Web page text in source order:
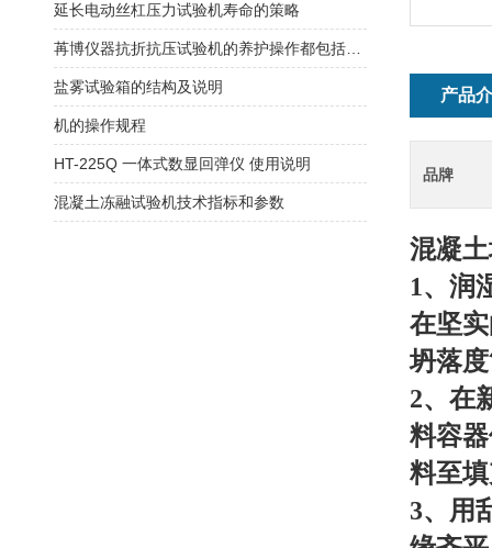
产品
品牌
混凝
1、润
在坚
坍落
2、在
料容
料至
3、用
延长电动丝杠压力试验机寿命的策略
盐雾试验箱的结构及说明
机的操作规程
HT-225Q 一体式数显回弹仪 使用说明
混凝土冻融试验机技术指标和参数